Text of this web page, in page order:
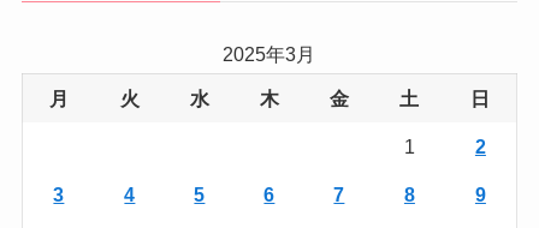
2025年3月
月 火 水 木 金 土 日
1 2
3 4 5 6 7 8 9